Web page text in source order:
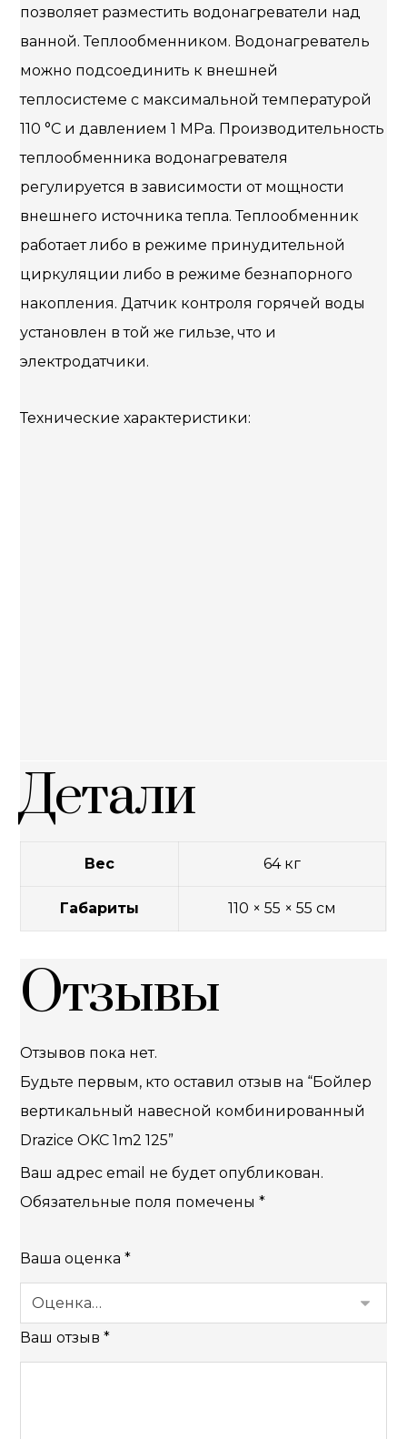
позволяет разместить водонагреватели над
ванной. Теплообменником. Водонагреватель
можно подсоединить к внешней
теплосистеме с максимальной температурой
110 °C и давлением 1 MPa. Производительность
теплообменника водонагревателя
регулируется в зависимости от мощности
внешнего источника тепла. Теплообменник
работает либо в режиме принудительной
циркуляции либо в режиме безнапорного
накопления. Датчик контроля горячей воды
установлен в той же гильзе, что и
электродатчики.
Технические характеристики:
Детали
Вес 64 кг
Габариты 110 × 55 × 55 см
Отзывы
Отзывов пока нет.
Будьте первым, кто оставил отзыв на “Бойлер
вертикальный навесной комбинированный
Drazice OKC 1m2 125”
Ваш адрес email не будет опубликован.
Обязательные поля помечены*
Ваша оценка*
Ваш отзыв*